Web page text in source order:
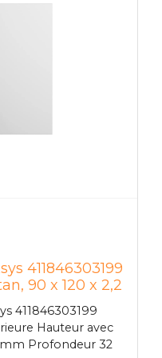
UV durable
à la terre pour
411846303199
90 x 120 x 2,2
sol
411846303199
Hauteur avec
Profondeur 32